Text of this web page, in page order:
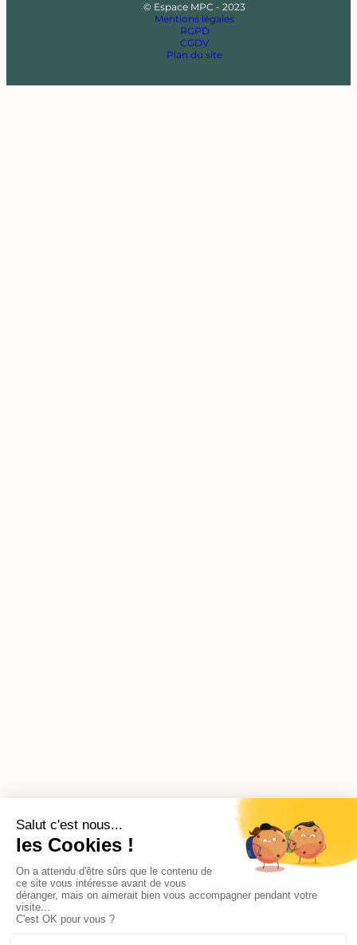
-
quantité
de
+
© Espace MPC - 2023
Mentions légales
RGPD
CGDV
Plan du site